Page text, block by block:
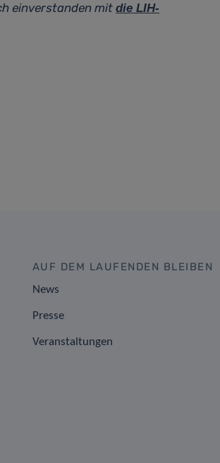
einverstanden mitdie LIH-
AUF DEM LAUFENDEN BLEIBEN
News
Presse
Veranstaltungen